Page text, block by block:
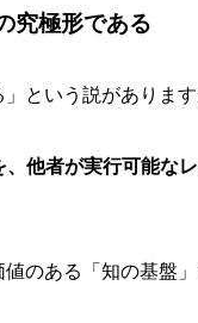
究極形である
という説がありま
、他者が実行可能な
のある「知の基盤」